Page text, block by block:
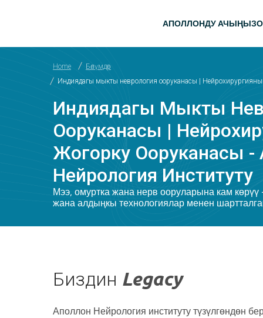
АПОЛЛОНДУ АЧЫҢЫЗ
Home
Бөлүмдөр
Индиядагы мыкты неврология ооруканасы |
Индиядагы Мыкты
Ооруканасы |
Жогорку Ооруканасы -
Нейрология Институту
Мээ, омуртка жана нерв ооруларына кам
жана алдыңкы технологиялар менен
Биздин Legacy
Аполлон Нейрология институту түзүлгөндөн